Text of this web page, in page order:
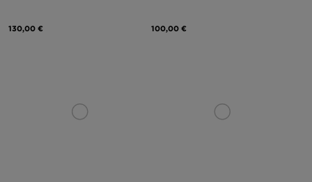
130,00 € 100,00 €